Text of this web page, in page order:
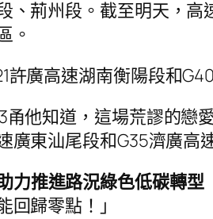
、荊州段。截至明天，
。
許廣高速湖南衡陽段和
甬他知道，這場荒謬的戀
廣東汕尾段和G35濟廣高
力推進路況綠色低碳轉型
回歸零點！」